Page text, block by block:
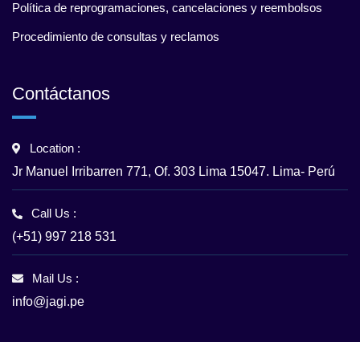
Política de reprogramaciones, cancelaciones y reembolsos
Procedimiento de consultas y reclamos
Contáctanos
Location :
Jr Manuel Irribarren 771, Of. 303 Lima 15047. Lima- Perú
Call Us :
(+51) 997 218 531
Mail Us :
info@jagi.pe